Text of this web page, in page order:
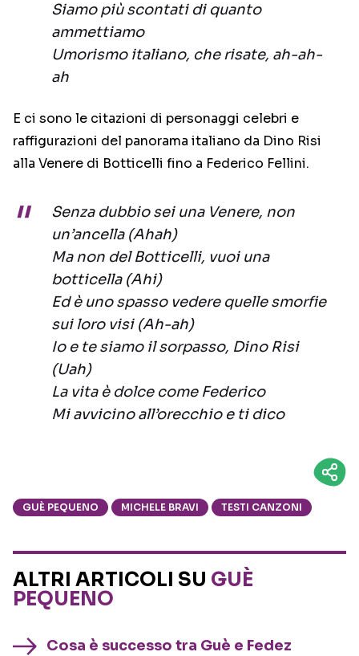
Siamo più scontati di quanto
ammettiamo
Umorismo italiano, che risate, ah-ah-
ah
E ci sono le citazioni di personaggi celebri e
raffigurazioni del panorama italiano da Dino Risi
alla Venere di Botticelli fino a Federico Fellini.
Senza dubbio sei una Venere, non
un’ancella (Ahah)
Ma non del Botticelli, vuoi una
botticella (Ahi)
Ed è uno spasso vedere quelle smorfie
sui loro visi (Ah-ah)
Io e te siamo il sorpasso, Dino Risi
(Uah)
La vita è dolce come Federico
Mi avvicino all’orecchio e ti dico
GUÈ PEQUENO MICHELE BRAVI TESTI CANZONI
ALTRI ARTICOLI SU GUÈ
PEQUENO
Cosa è successo tra Guè e Fedez